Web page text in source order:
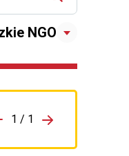
NGO
1 / 1
Przejdź do